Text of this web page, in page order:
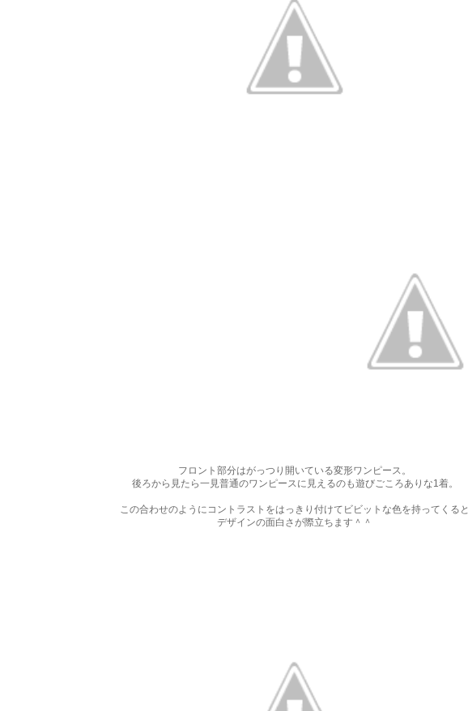
フロント部分はがっつり開いている変形ワンピース。
後ろから見たら一見普通のワンピースに見えるのも遊びごころありな1着。
この合わせのようにコントラストをはっきり付けてビビットな色を持ってくると
デザインの面白さが際立ちます＾＾